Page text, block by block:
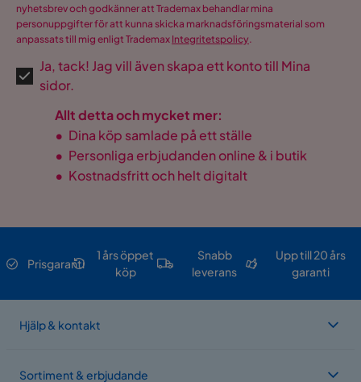
nyhetsbrev och godkänner att Trademax behandlar mina
personuppgifter för att kunna skicka marknadsföringsmaterial som
anpassats till mig enligt Trademax Integritetspolicy.
Ja, tack! Jag vill även skapa ett konto till Mina
sidor.
Allt detta och mycket mer:
• Dina köp samlade på ett ställe
• Personliga erbjudanden online & i butik
• Kostnadsfritt och helt digitalt
Prisgaranti
1 års öppet
köp
Snabb
leverans
Upp till 20 års
garanti
Hjälp & kontakt
Sortiment & erbjudande